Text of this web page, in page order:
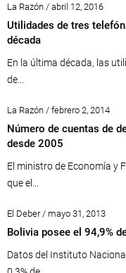
La Razón / abril 12, 2016
Utilidades de tres
década
En la última década, las
de...
La Razón / febrero 2, 2014
Número de cuentas de
desde 2005
El ministro de Economía y
que el...
El Deber / mayo 31, 2013
Bolivia posee el 94,9%
Datos del Instituto